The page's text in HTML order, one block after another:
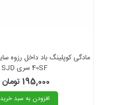
40SF سری SJD
195,000 تومان
افزودن به سبد خرید